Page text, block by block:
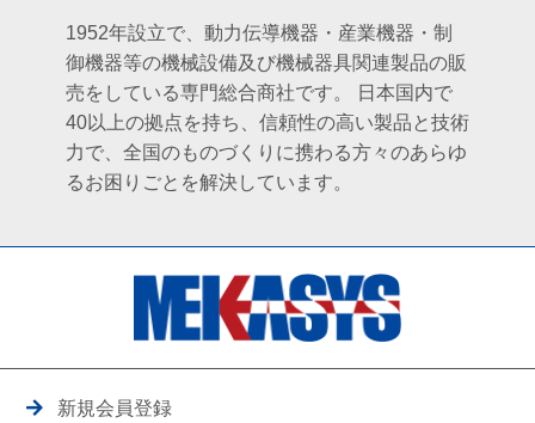
1952年設立で、動力伝導機器・産業機器・制
御機器等の機械設備及び機械器具関連製品の販
売をしている専門総合商社です。
日本国内で
40以上の拠点を持ち、信頼性の高い製品と技術
力で、全国のものづくりに携わる方々のあらゆ
るお困りごとを解決しています。
新規会員登録